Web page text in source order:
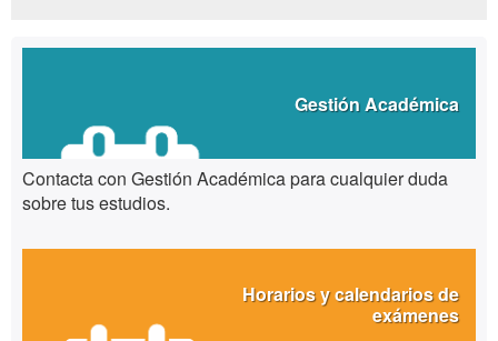
Destacamos
Gestión Académica
Contacta con Gestión Académica para cualquier duda
sobre tus estudios.
Horarios y calendarios de
exámenes